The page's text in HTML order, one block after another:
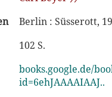
Berlin : Süsserott,
102 S.
books.google.de/
id=6ehJAAAAIAAJ..